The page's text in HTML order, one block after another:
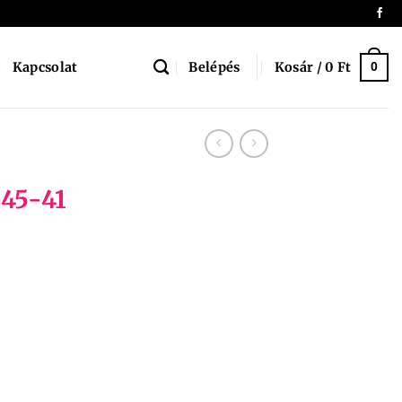
Kapcsolat Belépés Kosár /0 Ft 0
41